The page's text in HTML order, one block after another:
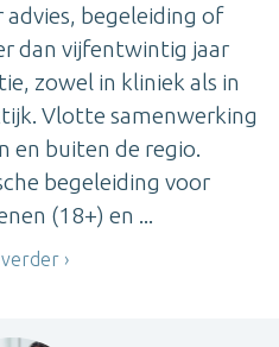
advies, begeleiding of
dan vijfentwintig jaar
zowel in kliniek als in
Vlotte samenwerking
en buiten de regio.
begeleiding voor
(18+) en ...
verder